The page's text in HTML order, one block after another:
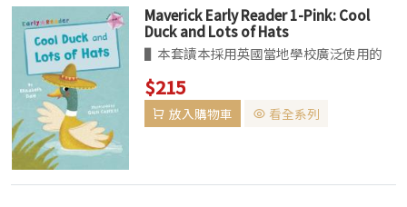
Maverick Early Reader 1-Pink: Cool
Duck and Lots of Hats
▌本套讀本採用英國當地學校廣泛使用的
「Book Band」閱讀分級系統。針對故事
主題、單字難易、語言結構、內容複雜度，
以顏色區分由易至難分為十級：粉紅色、紅
$215
放入購物車 看全系列